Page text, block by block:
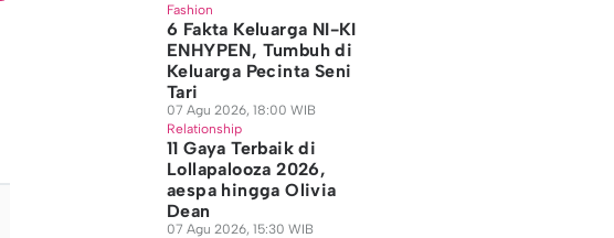
Fashion
6 Fakta Keluarga NI-KI
ENHYPEN, Tumbuh di
Keluarga Pecinta Seni
Tari
07 Agu 2026, 18:00 WIB
Relationship
11 Gaya Terbaik di
Lollapalooza 2026,
aespa hingga Olivia
Dean
07 Agu 2026, 15:30 WIB